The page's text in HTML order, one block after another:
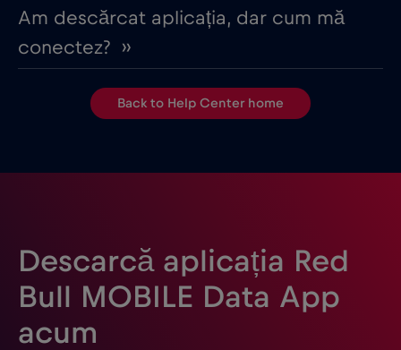
Am descărcat aplicația, dar cum mă
conectez? ››
Back to Help Center home
Descarcă aplicația Red
Bull MOBILE Data App
acum